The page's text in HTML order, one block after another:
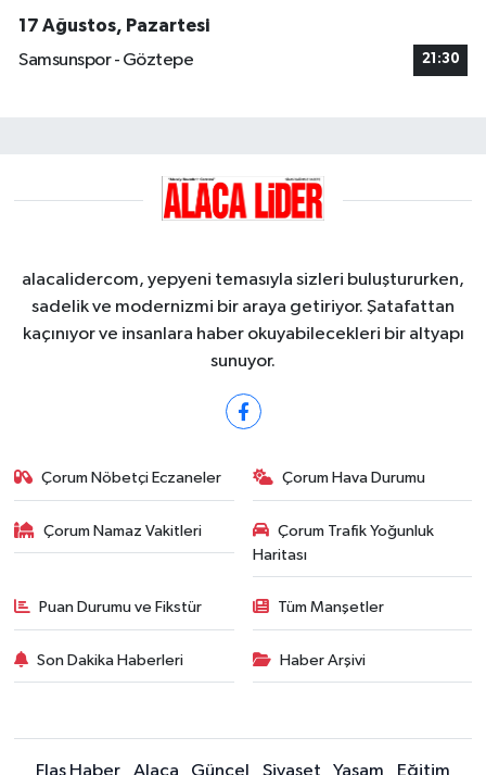
17 Ağustos, Pazartesi
Samsunspor - Göztepe
21:30
alacalidercom, yepyeni temasıyla sizleri buluştururken,
sadelik ve modernizmi bir araya getiriyor. Şatafattan
kaçınıyor ve insanlara haber okuyabilecekleri bir altyapı
sunuyor.
Çorum Nöbetçi Eczaneler Çorum Hava Durumu
Çorum Namaz Vakitleri
Çorum Trafik Yoğunluk
Haritası
Puan Durumu ve Fikstür Tüm Manşetler
Son Dakika Haberleri Haber Arşivi